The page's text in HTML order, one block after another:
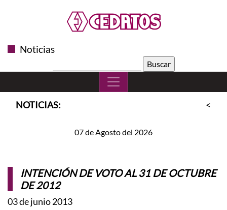
Noticias
NOTICIAS: <<
07 de Agosto del 2026
INTENCIÓN DE VOTO AL 31 DE OCTUBRE
DE 2012
03 de junio 2013